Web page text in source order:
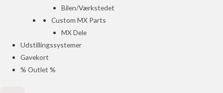
Bilen/Værkstedet
Custom MX Parts
MX Dele
Udstillingssystemer
Gavekort
% Outlet %